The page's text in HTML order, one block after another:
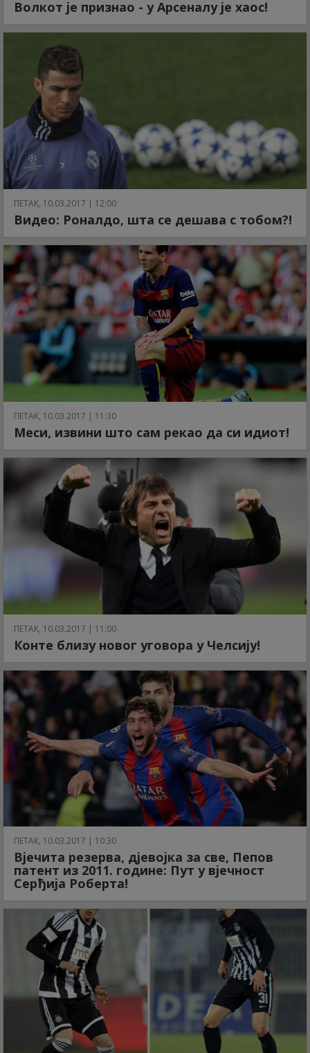
Волкот је признао - у Арсеналу је хаос!
ПЕТАК, 10.03.2017 | 12:00
Видео: Роналдо, шта се дешава с тобом?!
ПЕТАК, 10.03.2017 | 11:30
Меси, извини што сам рекао да си идиот!
ПЕТАК, 10.03.2017 | 11:00
Конте близу новог уговора у Челсију!
ПЕТАК, 10.03.2017 | 10:30
Вјечита резерва, дјевојка за све, Пепов
патент из 2011. године: Пут у вјечност
Серђија Роберта!